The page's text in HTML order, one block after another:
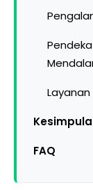
Layanan
FAQ